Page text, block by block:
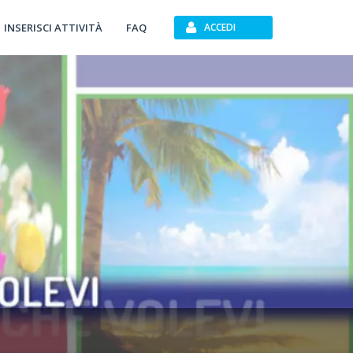
INSERISCI ATTIVITÀ FAQ ACCEDI